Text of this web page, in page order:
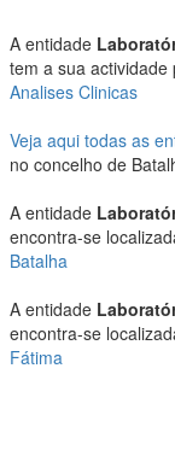
A entidade
tem a sua actividade
Analises Clinicas
Veja aqui todas as
no concelho de
A entidade
encontra-se
Batalha
A entidade
encontra-se
Fátima